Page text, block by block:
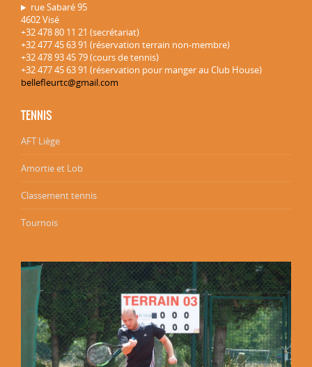
rue Sabaré 95
4602 Visé
+32 478 80 11 21 (secrétariat)
+32 477 45 63 91 (réservation terrain non-membre)
+32 478 93 45 79 (cours de tennis)
+32 477 45 63 91 (réservation pour manger au Club House)
bellefleurtc@gmail.com
TENNIS
AFT Liège
Amortie et Lob
Classement tennis
Tournois